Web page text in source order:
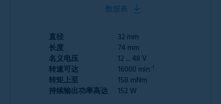
数据表
直径
32 mm
长度
74 mm
名义电压
12 ... 48 V
转速可达
16000 min⁻¹
转矩上至
158 mNm
持续输出功率高达
152 W